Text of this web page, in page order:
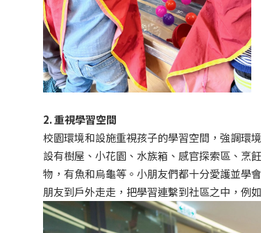
2. 重視學習空間
校園環境和設施重視孩子的學習空間，強調環
設有樹屋、小花園、水族箱、感官探索區、烹
物，有魚和烏龜等。小朋友們都十分愛護並學
朋友到戶外走走，把學習連繫到社區之中，例